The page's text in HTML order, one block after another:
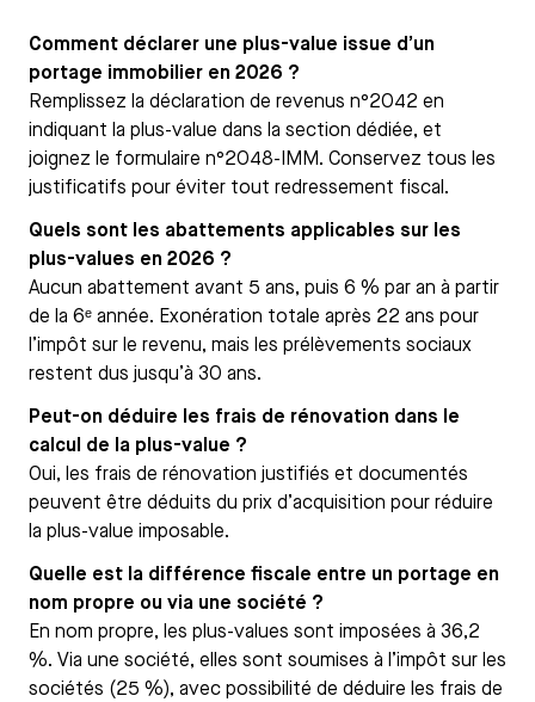
Comment déclarer une plus-value issue d’un
portage immobilier en 2026 ?
Remplissez la déclaration de revenus n°2042 en
indiquant la plus-value dans la section dédiée, et
joignez le formulaire n°2048-IMM. Conservez tous les
justificatifs pour éviter tout redressement fiscal.
Quels sont les abattements applicables sur les
plus-values en 2026 ?
Aucun abattement avant 5 ans, puis 6 % par an à partir
de la 6ᵉ année. Exonération totale après 22 ans pour
l’impôt sur le revenu, mais les prélèvements sociaux
restent dus jusqu’à 30 ans.
Peut-on déduire les frais de rénovation dans le
calcul de la plus-value ?
Oui, les frais de rénovation justifiés et documentés
peuvent être déduits du prix d’acquisition pour réduire
la plus-value imposable.
Quelle est la différence fiscale entre un portage en
nom propre ou via une société ?
En nom propre, les plus-values sont imposées à 36,2
%. Via une société, elles sont soumises à l’impôt sur les
sociétés (25 %), avec possibilité de déduire les frais de